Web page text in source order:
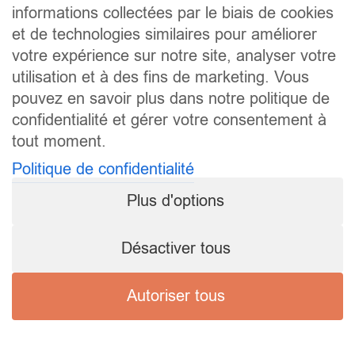
informations collectées par le biais de cookies
et de technologies similaires pour améliorer
votre expérience sur notre site, analyser votre
utilisation et à des fins de marketing. Vous
pouvez en savoir plus dans notre politique de
confidentialité et gérer votre consentement à
tout moment.
Politique de confidentialité
Plus d'options
Désactiver tous
Autoriser tous